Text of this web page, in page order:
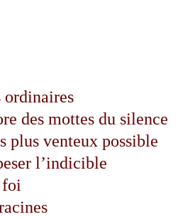
ordinaires
des mottes du silence
plus venteux possible
l’indicible
foi